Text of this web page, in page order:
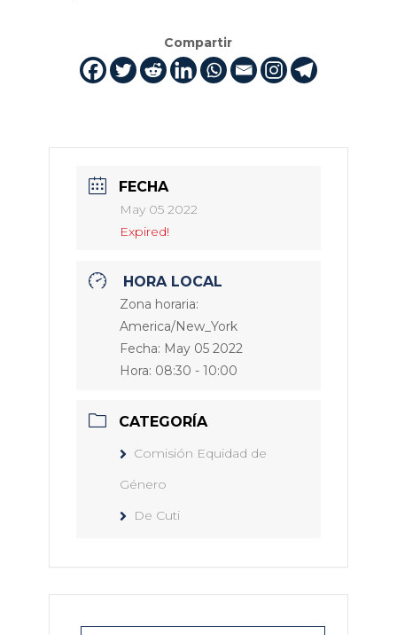
Compartir
FECHA
May 05 2022
Expired!
HORA LOCAL
Zona horaria:
America/New_York
Fecha: May 05 2022
Hora: 08:30 - 10:00
CATEGORÍA
Comisión Equidad de
Género
De Cuti